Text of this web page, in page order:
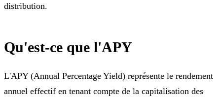
distribution.
Qu'est-ce que l'APY
L'APY (Annual Percentage Yield) représente le rendement
annuel effectif en tenant compte de la capitalisation des